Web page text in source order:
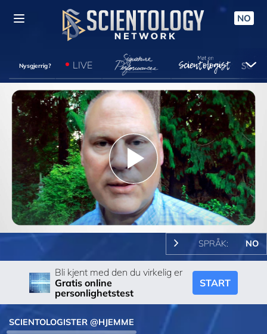
NO
Nysgjerrig? LIVE
Play
Video
SPRÅK: NO
Bli kjent med den du virkelig er
Gratis online
personlighetstest
START
SCIENTOLOGISTER @HJEMME